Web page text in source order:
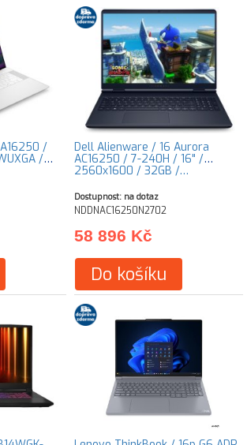
/
/
Dell Alienware / 16 Aurora
AC16250 / 7-240H / 16" /
2560x1600 / 32GB /…
Dostupnost: na dotaz
NDDNAC16250N2702
58 896 Kč
Do košíku